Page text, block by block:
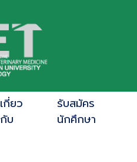
เกี่ยว
กับ
รับสมัคร
นักศึกษา